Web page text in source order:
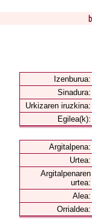
Izenburua:
Sinadura:
Urkizaren iruzkina:
Egilea(k):
Argitalpena:
Urtea:
Argitalpenaren
urtea:
Alea:
Orrialdea: